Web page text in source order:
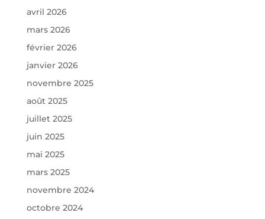
avril 2026
mars 2026
février 2026
janvier 2026
novembre 2025
août 2025
juillet 2025
juin 2025
mai 2025
mars 2025
novembre 2024
octobre 2024